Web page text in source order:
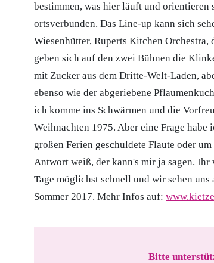
bestimmen, was hier läuft und
ortsverbunden. Das Line-up kann sich
Wiesenhütter, Ruperts Kitchen
geben sich auf den zwei Bühnen die
mit Zucker aus dem Dritte-Welt-Laden,
ebenso wie der abgeriebene
ich komme ins Schwärmen und die
Weihnachten 1975. Aber eine Frage
großen Ferien geschuldete Flaute oder
Antwort weiß, der kann's mir ja sagen.
Tage möglichst schnell und wir sehen
Sommer 2017. Mehr Infos auf:
Bitte